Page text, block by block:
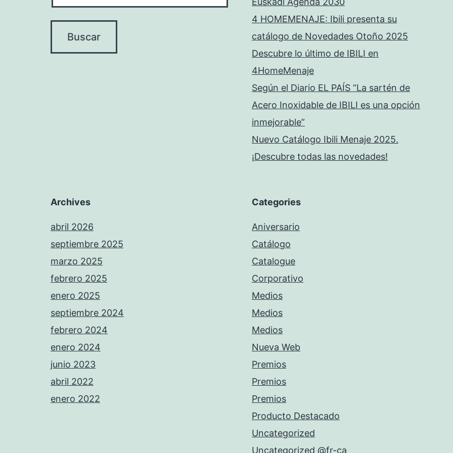
4 HOMEMENAJE: Ibili presenta su
catálogo de Novedades Otoño 2025
Descubre lo último de IBILI en
4HomeMenaje
Según el Diario EL PAÍS “La sartén de
Acero Inoxidable de IBILI es una opción
inmejorable”
Nuevo Catálogo Ibili Menaje 2025.
¡Descubre todas las novedades!
Archives
abril 2026
septiembre 2025
marzo 2025
febrero 2025
enero 2025
septiembre 2024
febrero 2024
enero 2024
junio 2023
abril 2022
enero 2022
Categories
Aniversario
Catálogo
Catalogue
Corporativo
Medios
Medios
Medios
Nueva Web
Premios
Premios
Premios
Producto Destacado
Uncategorized
Uncategorized @fr-ca